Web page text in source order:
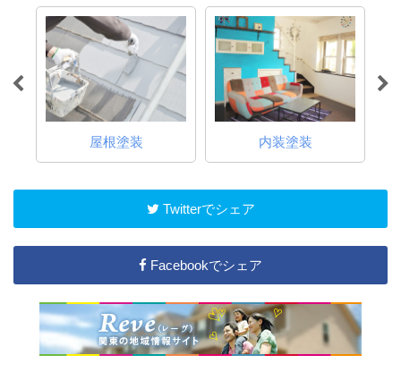
屋根塗装 内装塗装
Twitterでシェア
Facebookでシェア